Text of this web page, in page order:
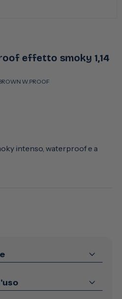
effetto smoky 1,14
W.PROOF
intenso, waterproof e a